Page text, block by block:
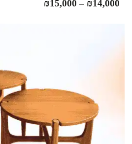
₪14,000
–
₪15,000